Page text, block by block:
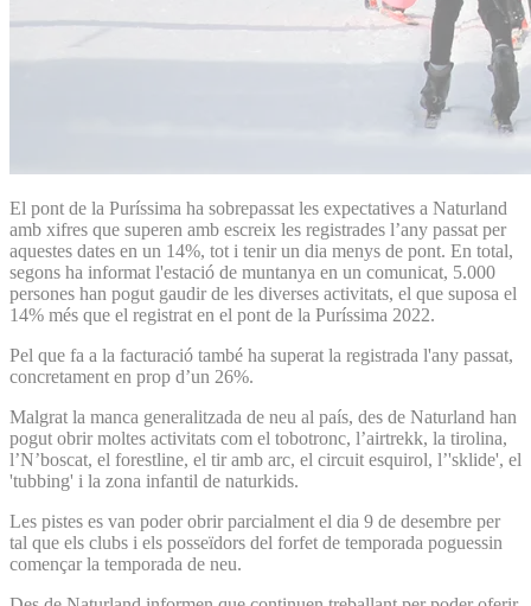
El pont de la Puríssima ha sobrepassat les expectatives a Naturland
amb xifres que superen amb escreix les registrades l’any passat per
aquestes dates en un 14%, tot i tenir un dia menys de pont. En total,
segons ha informat l'estació de muntanya en un comunicat, 5.000
persones han pogut gaudir de les diverses activitats, el que suposa el
14% més que el registrat en el pont de la Puríssima 2022.
Pel que fa a la facturació també ha superat la registrada l'any passat,
concretament en prop d’un 26%.
Malgrat la manca generalitzada de neu al país, des de Naturland han
pogut obrir moltes activitats com el tobotronc, l’airtrekk, la tirolina,
l’N’boscat, el forestline, el tir amb arc, el circuit esquirol, l’'sklide', el
'tubbing' i la zona infantil de naturkids.
Les pistes es van poder obrir parcialment el dia 9 de desembre per
tal que els clubs i els posseïdors del forfet de temporada poguessin
començar la temporada de neu.